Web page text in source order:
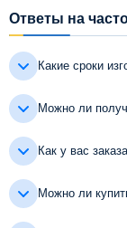
Ответы на
Какие сроки
Можно ли
Как у вас
Можно ли